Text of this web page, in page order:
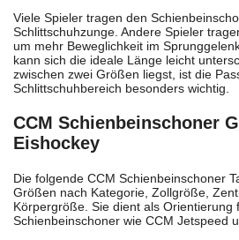
Viele Spieler tragen den
Schlittschuhzunge. Andere Spieler
um mehr Beweglichkeit im
kann sich die ideale Länge leicht
zwischen zwei Größen liegst, ist die
Schlittschuhbereich besonders wichtig.
CCM Schienbeinschoner
Eishockey
Die folgende CCM Schienbeinschoner
Größen nach Kategorie, Zollgröße,
Körpergröße. Sie dient als Orientierung
Schienbeinschoner wie CCM Jetspeed